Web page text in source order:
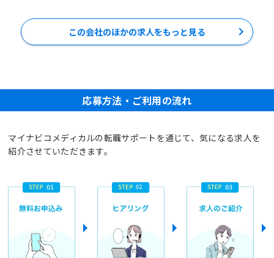
この会社のほかの求人をもっと見る
応募方法・ご利用の流れ
マイナビコメディカルの転職サポートを通じて、気になる求人を
紹介させていただきます。